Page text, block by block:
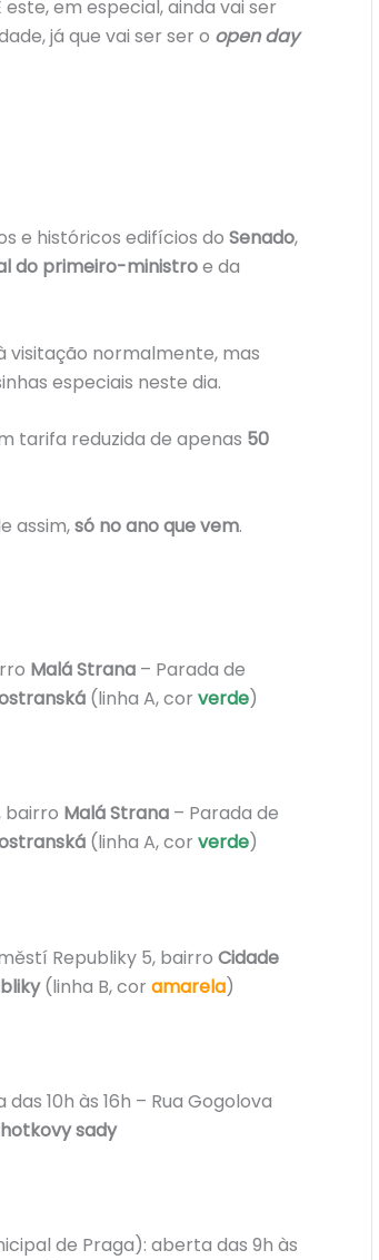
este, em especial, ainda vai ser
já que vai ser ser o open day
e históricos edifícios do Senado,
do primeiro-ministroe da
visitação normalmente, mas
especiais neste dia.
tarifa reduzida de apenas 50
assim,só no ano que vem.
Malá Strana – Parada de
(linha A, cor verde)
bairro Malá Strana – Parada de
(linha A, cor verde)
Republiky 5, bairro Cidade
(linha B, cor amarela)
10h às 16h – Rua Gogolova
sady
de Praga): aberta das 9h às